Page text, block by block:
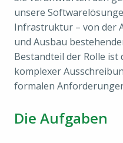
unsere
Infrastruktur – von der
und Ausbau
Bestandteil der Rolle
komplexer
formalen
Die Aufgaben